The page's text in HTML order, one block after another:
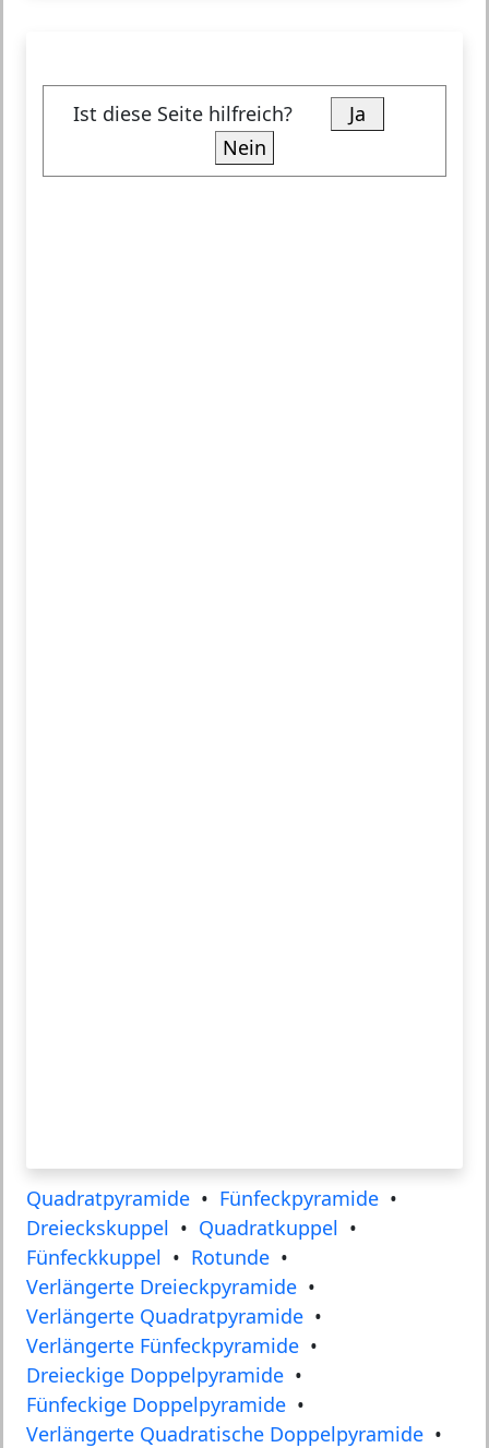
Ist diese Seite hilfreich?
Ja
Nein
Quadratpyramide • Fünfeckpyramide •
Dreieckskuppel • Quadratkuppel •
Fünfeckkuppel • Rotunde •
Verlängerte Dreieckpyramide •
Verlängerte Quadratpyramide •
Verlängerte Fünfeckpyramide •
Dreieckige Doppelpyramide •
Fünfeckige Doppelpyramide •
Verlängerte Quadratische Doppelpyramide •